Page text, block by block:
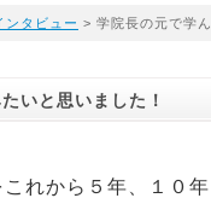
ンタビュー > 学院長の元で学
いと思いました！
れから５年、１０